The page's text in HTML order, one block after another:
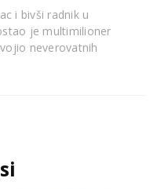
i bivši radnik u
je multimilioner
neverovatnih